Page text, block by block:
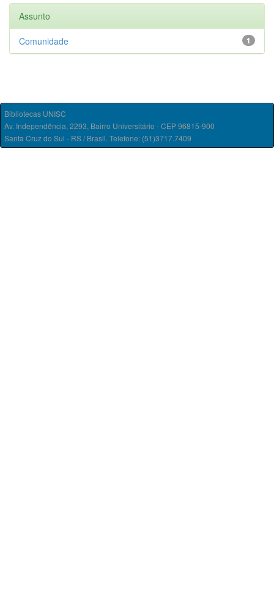
Assunto
1
Comunidade
Bibliotecas UNISC
Av. Independência, 2293, Bairro Universitário - CEP 96815-900
Santa Cruz do Sul - RS / Brasil. Telefone: (51)3717.7409